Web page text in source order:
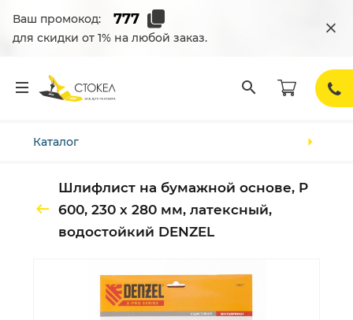
Ваш промокод:
для скидки от 1% на любой заказ.
Каталог
Шлифлист на бумажной основе, P
600, 230 х 280 мм, латексный,
водостойкий DENZEL